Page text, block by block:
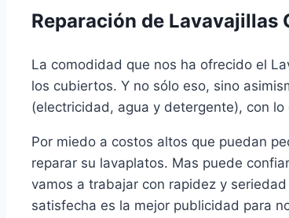
Reparación de Lavavajillas
La comodidad que nos ha ofrecido el
los cubiertos. Y no sólo eso, sino
(electricidad, agua y detergente), con
Por miedo a costos altos que puedan
reparar su lavaplatos. Mas puede
vamos a trabajar con rapidez y
satisfecha es la mejor publicidad para